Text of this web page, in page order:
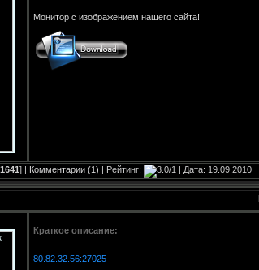
Монитор с изображением нашего сайта!
1641] | Комментарии (1) | Рейтинг: | Дата: 19.09.2010
Краткое описание:
80.82.32.56:27025